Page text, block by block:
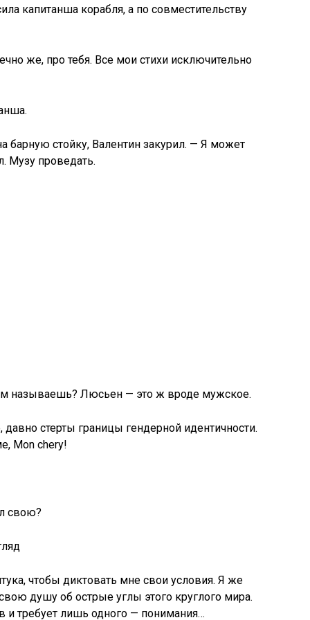
капитанша корабля, а по совместительству
же, про тебя. Все мои стихи исключительно
стойку, Валентин закурил. — Я может
Музу проведать.
называешь? Люсьен — это ж вроде мужское.
стерты границы гендерной идентичности.
Mon chery!
свою?
чтобы диктовать мне свои условия. Я же
душу об острые углы этого круглого мира.
и требует лишь одного — понимания…